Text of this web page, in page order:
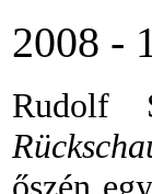
2008 -
Rudolf